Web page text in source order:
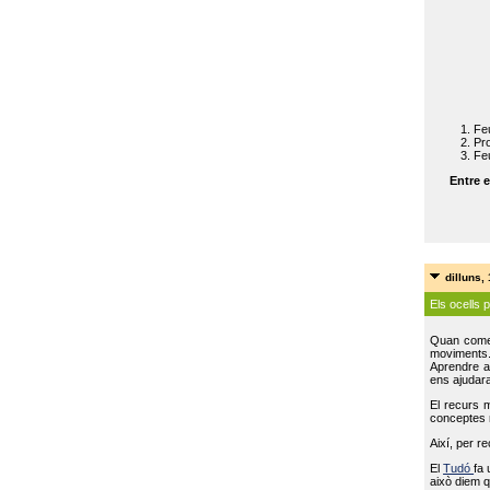
Entre
dilluns,
Els ocells
Quan
Aprendre
ens
El recurs
conceptes
Així, per
ElTudófa
això diem